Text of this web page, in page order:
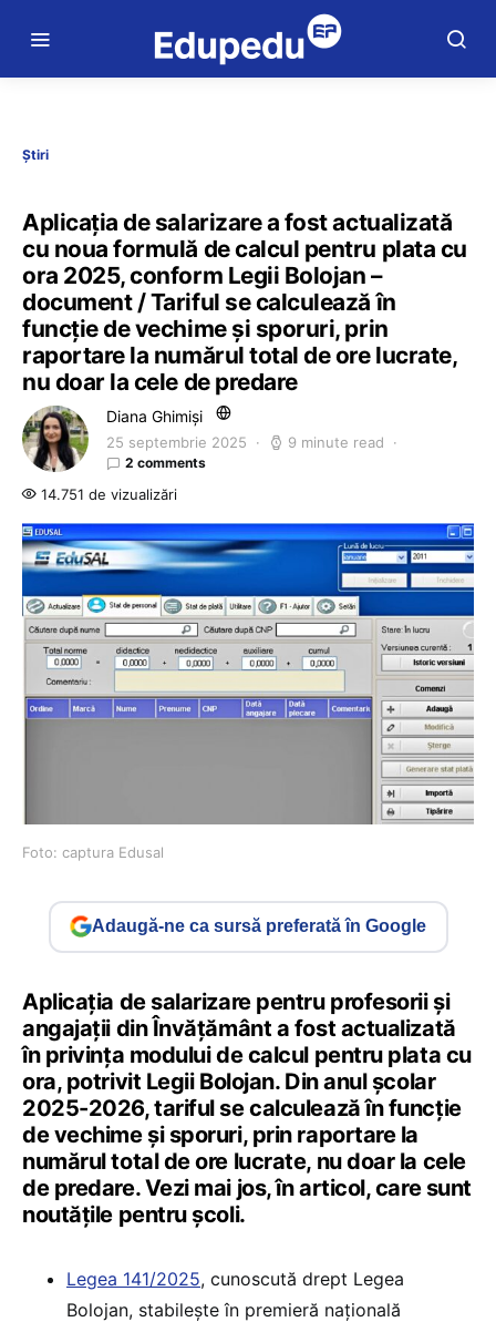
Știri
Aplicația de salarizare a fost actualizată
cu noua formulă de calcul pentru plata cu
ora 2025, conform Legii Bolojan –
document / Tariful se calculează în
funcție de vechime și sporuri, prin
raportare la numărul total de ore lucrate,
nu doar la cele de predare
Diana Ghimiși
25 septembrie 2025 9 minute read
2 comments
14.751 de vizualizări
Foto: captura Edusal
Adaugă-ne ca sursă preferată în Google
Aplicația de salarizare pentru profesorii și
angajații din Învățământ a fost actualizată
în privința modului de calcul pentru plata cu
ora, potrivit Legii Bolojan. Din anul școlar
2025-2026, tariful se calculează în funcție
de vechime și sporuri, prin raportare la
numărul total de ore lucrate, nu doar la cele
de predare. Vezi mai jos, în articol, care sunt
noutățile pentru școli.
Legea 141/2025, cunoscută drept Legea
Bolojan, stabilește în premieră națională